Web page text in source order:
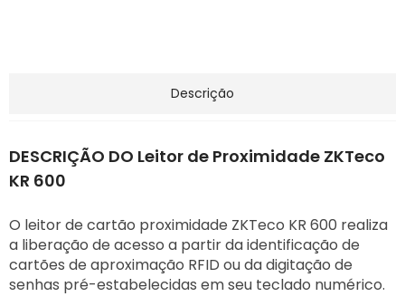
Descrição
DESCRIÇÃO DO Leitor de Proximidade ZKTeco
KR 600
O leitor de cartão proximidade ZKTeco KR 600 realiza
a liberação de acesso a partir da identificação de
cartões de aproximação RFID ou da digitação de
senhas pré-estabelecidas em seu teclado numérico.